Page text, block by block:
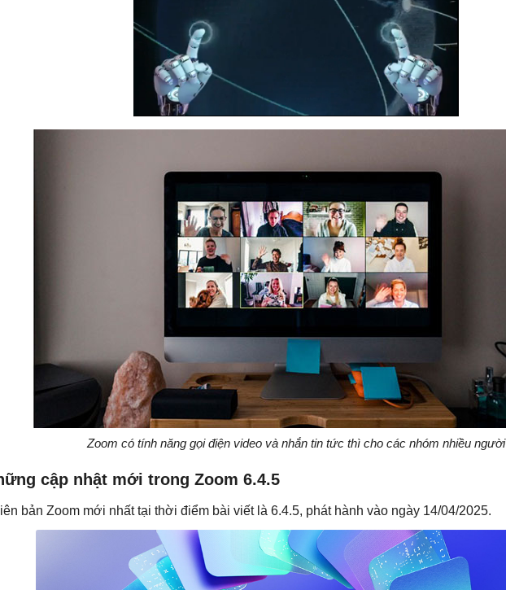
Zoom có tính năng gọi điện video và nhắn tin tức thì cho các nhóm nhiều người
cập nhật mới trong Zoom 6.4.5
bản Zoom mới nhất tại thời điểm bài viết là 6.4.5, phát hành vào ngày 14/04/2025.